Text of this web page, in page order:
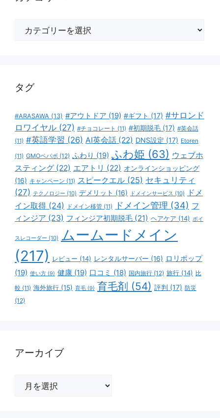
タグ
#ARASAWA (13) #アウトドア (19) #ギフト (17) #サロンド
ロワイヤル (27) #チョコレート (11) #初期脱毛 (17) #英会話
(11) #英語学習 (26) AI英会話 (22) DNS設定 (17) Etoren
(11) GMOペパボ (12) ふわり (19) ふわ姫 (63) ウェブホ
スティング (22) エアトリ (22) オンラインショッピング
(16) キャンペーン (11) スピークエル (25) セキュリティ
(27) テクノロジー (10) デメリット (16) ドメインサービス (10)
ドメ
イン取得 (24) ドメイン移管 (11) ドメイン管理 (34) フ
ィンジア (23) フィンジア初期脱毛 (21) ヘアケア (14) ボイ
スレコーダー (10) ムームードメイン
(217)
レビュー (14) レンタルサーバー (16) ロリポップ
(19) 使い方 (9) 健康 (19) 口コミ (18) 国内旅行 (12) 旅行 (14) 比
較 (11) 海外旅行 (15) 育毛 (9) 育毛剤 (54) 評判 (17) 防災
(12)
アーカイブ